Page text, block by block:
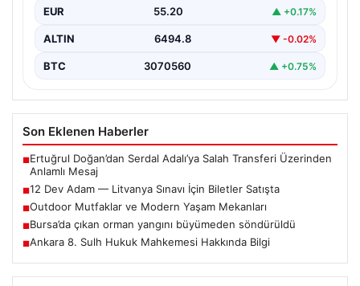
EUR 55.20 ▲ +0.17%
ALTIN 6494.8 ▼ -0.02%
BTC 3070560 ▲ +0.75%
Son Eklenen Haberler
■Ertuğrul Doğan’dan Serdal Adalı’ya Salah Transferi Üzerinden
Anlamlı Mesaj
■12 Dev Adam — Litvanya Sınavı İçin Biletler Satışta
■Outdoor Mutfaklar ve Modern Yaşam Mekanları
■Bursa’da çıkan orman yangını büyümeden söndürüldü
■Ankara 8. Sulh Hukuk Mahkemesi Hakkında Bilgi